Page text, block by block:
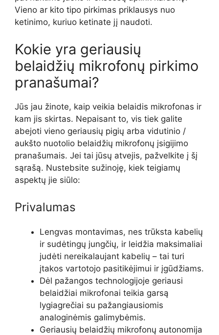
Vieno ar kito tipo pirkimas priklausys nuo
ketinimo, kuriuo ketinate jį naudoti.
Kokie yra geriausių
belaidžių mikrofonų pirkimo
pranašumai?
Jūs jau žinote, kaip veikia belaidis mikrofonas ir
kam jis skirtas. Nepaisant to, vis tiek galite
abejoti vieno geriausių pigių arba vidutinio /
aukšto nuotolio belaidžių mikrofonų įsigijimo
pranašumais. Jei tai jūsų atvejis, pažvelkite į šį
sąrašą. Nustebsite sužinoję, kiek teigiamų
aspektų jie siūlo:
Privalumas
Lengvas montavimas, nes trūksta kabelių
ir sudėtingų jungčių, ir leidžia maksimaliai
judėti nereikalaujant kabelių – tai turi
įtakos vartotojo pasitikėjimui ir įgūdžiams.
Dėl pažangos technologijoje geriausi
belaidžiai mikrofonai teikia garsą
lygiagrečiai su pažangiausiomis
analoginėmis galimybėmis.
Geriausių belaidžių mikrofonų autonomija